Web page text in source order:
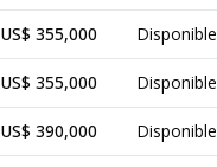
US$ 355,000 Disponible
US$ 355,000 Disponible
US$ 390,000 Disponible